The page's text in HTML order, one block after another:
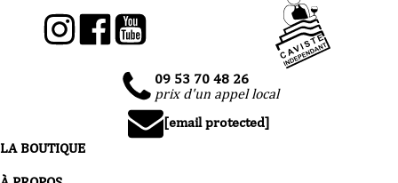
09 53 70 48 26
prix d'un appel local
[email protected]
LA BOUTIQUE